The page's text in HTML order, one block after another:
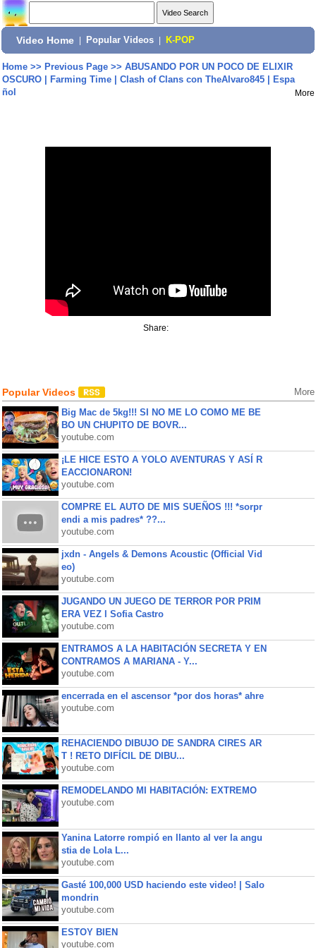
Video Home Popular Videos K-POP
Home>> Previous Page>> ABUSANDO POR UN POCO DE ELIXIR
OSCURO | Farming Time | Clash of Clans con TheAlvaro845 | Espa
ñol
More
Share:
Popular Videos More
Big Mac de 5kg!!! SI NO ME LO COMO ME BE
BO UN CHUPITO DE BOVR...
youtube.com
¡LE HICE ESTO A YOLO AVENTURAS Y ASÍ R
EACCIONARON!
youtube.com
COMPRE EL AUTO DE MIS SUEÑOS !!! *sorpr
endi a mis padres* ??...
youtube.com
jxdn - Angels & Demons Acoustic (Official Vid
eo)
youtube.com
JUGANDO UN JUEGO DE TERROR POR PRIM
ERA VEZ l Sofia Castro
youtube.com
ENTRAMOS A LA HABITACIÓN SECRETA Y EN
CONTRAMOS A MARIANA - Y...
youtube.com
encerrada en el ascensor *por dos horas* ahre
youtube.com
REHACIENDO DIBUJO DE SANDRA CIRES AR
T ! RETO DIFÍCIL DE DIBU...
youtube.com
REMODELANDO MI HABITACIÓN: EXTREMO
youtube.com
Yanina Latorre rompió en llanto al ver la angu
stia de Lola L...
youtube.com
Gasté 100,000 USD haciendo este video! | Salo
mondrin
youtube.com
ESTOY BIEN
youtube.com